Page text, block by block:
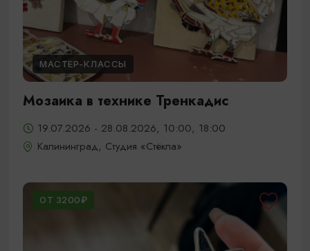
МАСТЕР-КЛАССЫ
Мозаика в технике Тренкадис
19.07.2026 - 28.08.2026, 10:00, 18:00
Калининград, Студия «Стёкла»
ОТ 3200₽